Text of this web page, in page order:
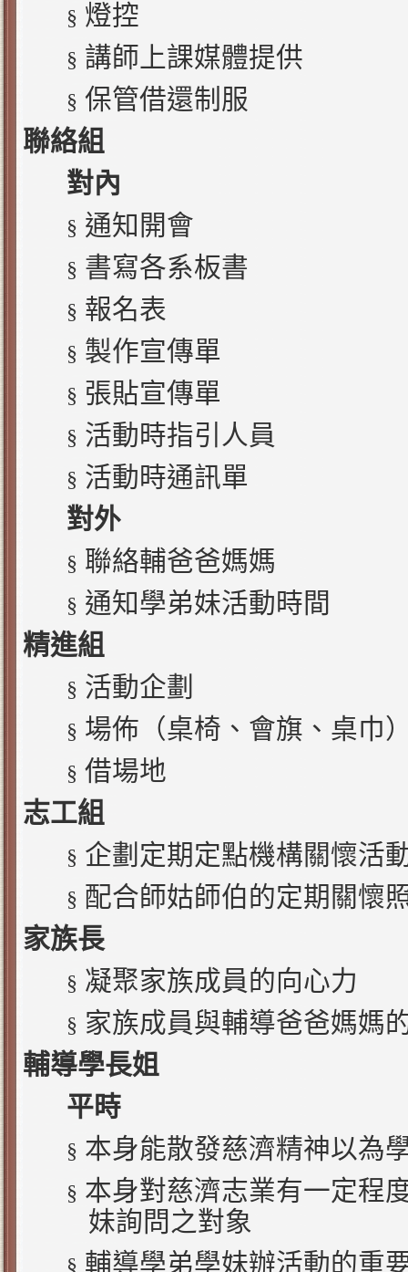
§ 燈控
§ 講師上課媒體提供
§ 保管借還制服
聯絡組
對內
§ 通知開會
§ 書寫各系板書
§ 報名表
§ 製作宣傳單
§ 張貼宣傳單
§ 活動時指引人員
§ 活動時通訊單
對外
§ 聯絡輔爸爸媽媽
§ 通知學弟妹活動時間
精進組
§ 活動企劃
§ 場佈（桌椅、會旗、桌巾
§ 借場地
志工組
§ 企劃定期定點機構關懷活
§ 配合師姑師伯的定期關懷
家族長
§ 凝聚家族成員的向心力
§ 家族成員與輔導爸爸媽媽
輔導學長姐
平時
§ 本身能散發慈濟精神以為
§ 本身對慈濟志業有一定程
妹詢問之對象
§ 輔導學弟學妹辦活動的重